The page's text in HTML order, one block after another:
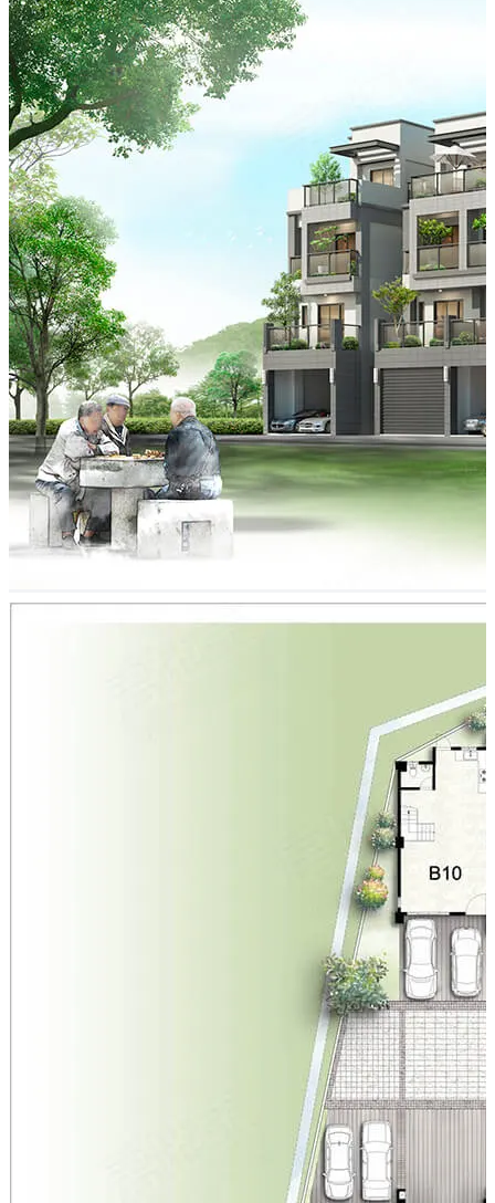
交通方面，約6分鐘車程可至濁水火車站，亦有國道三號
可利用，輕鬆往來各縣市。